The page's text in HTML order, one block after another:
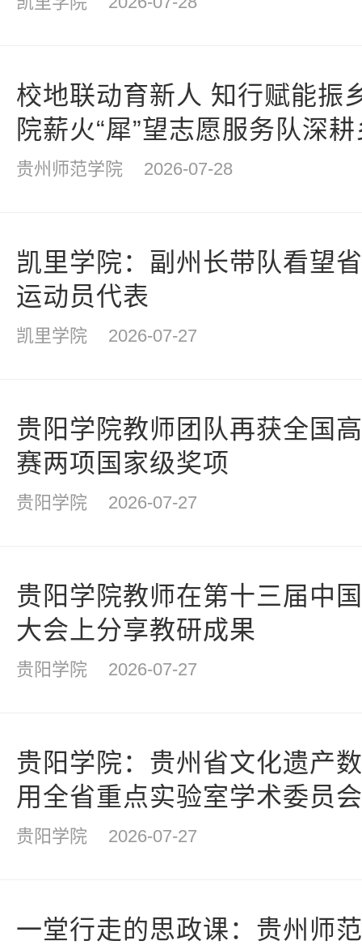
校地联动育新人 知行赋能
院薪火“犀”望志愿服务队深
践
贵州师范学院 2026-07-28
凯里学院：副州长带队看望
运动员代表
凯里学院 2026-07-27
贵阳学院教师团队再获全国
赛两项国家级奖项
贵阳学院 2026-07-27
贵阳学院教师在第十三届中
大会上分享教研成果
贵阳学院 2026-07-27
贵阳学院：贵州省文化遗产
用全省重点实验室学术委员
贵阳学院 2026-07-27
一堂行走的思政课：贵州师